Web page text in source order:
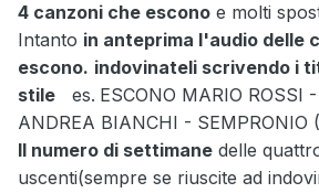
4 canzoni che escono e molti
Intanto in anteprima l'audio delle
escono. indovinateli scrivendo i
stile es. ESCONO MARIO ROSSI
ANDREA BIANCHI - SEMPRONIO
Il numero di settimane delle
uscenti(sempre se riuscite ad